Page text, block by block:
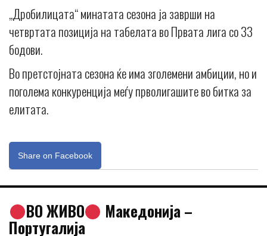
„Дробилицата“ минатата сезона ја заврши на
четвртата позиција на табелата во Првата лига со 33
бодови.
Во претстојната сезона ќе има зголемени амбиции, но и
поголема конкуренција меѓу прволигашите во битка за
елитата.
Share on Facebook
ВО ЖИВО Македонија –
Португалија